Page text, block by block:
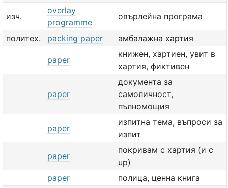
изч.
overlay
programme
овърлейна програма
политех. packing paper амбалажна хартия
paper
книжен, хартиен, увит в
хартия, фиктивен
paper
документа за
самоличност,
пълномощия
paper
изпитна тема, въпроси за
изпит
paper
покривам с хартия (и с
up)
paper
полица, ценна книга